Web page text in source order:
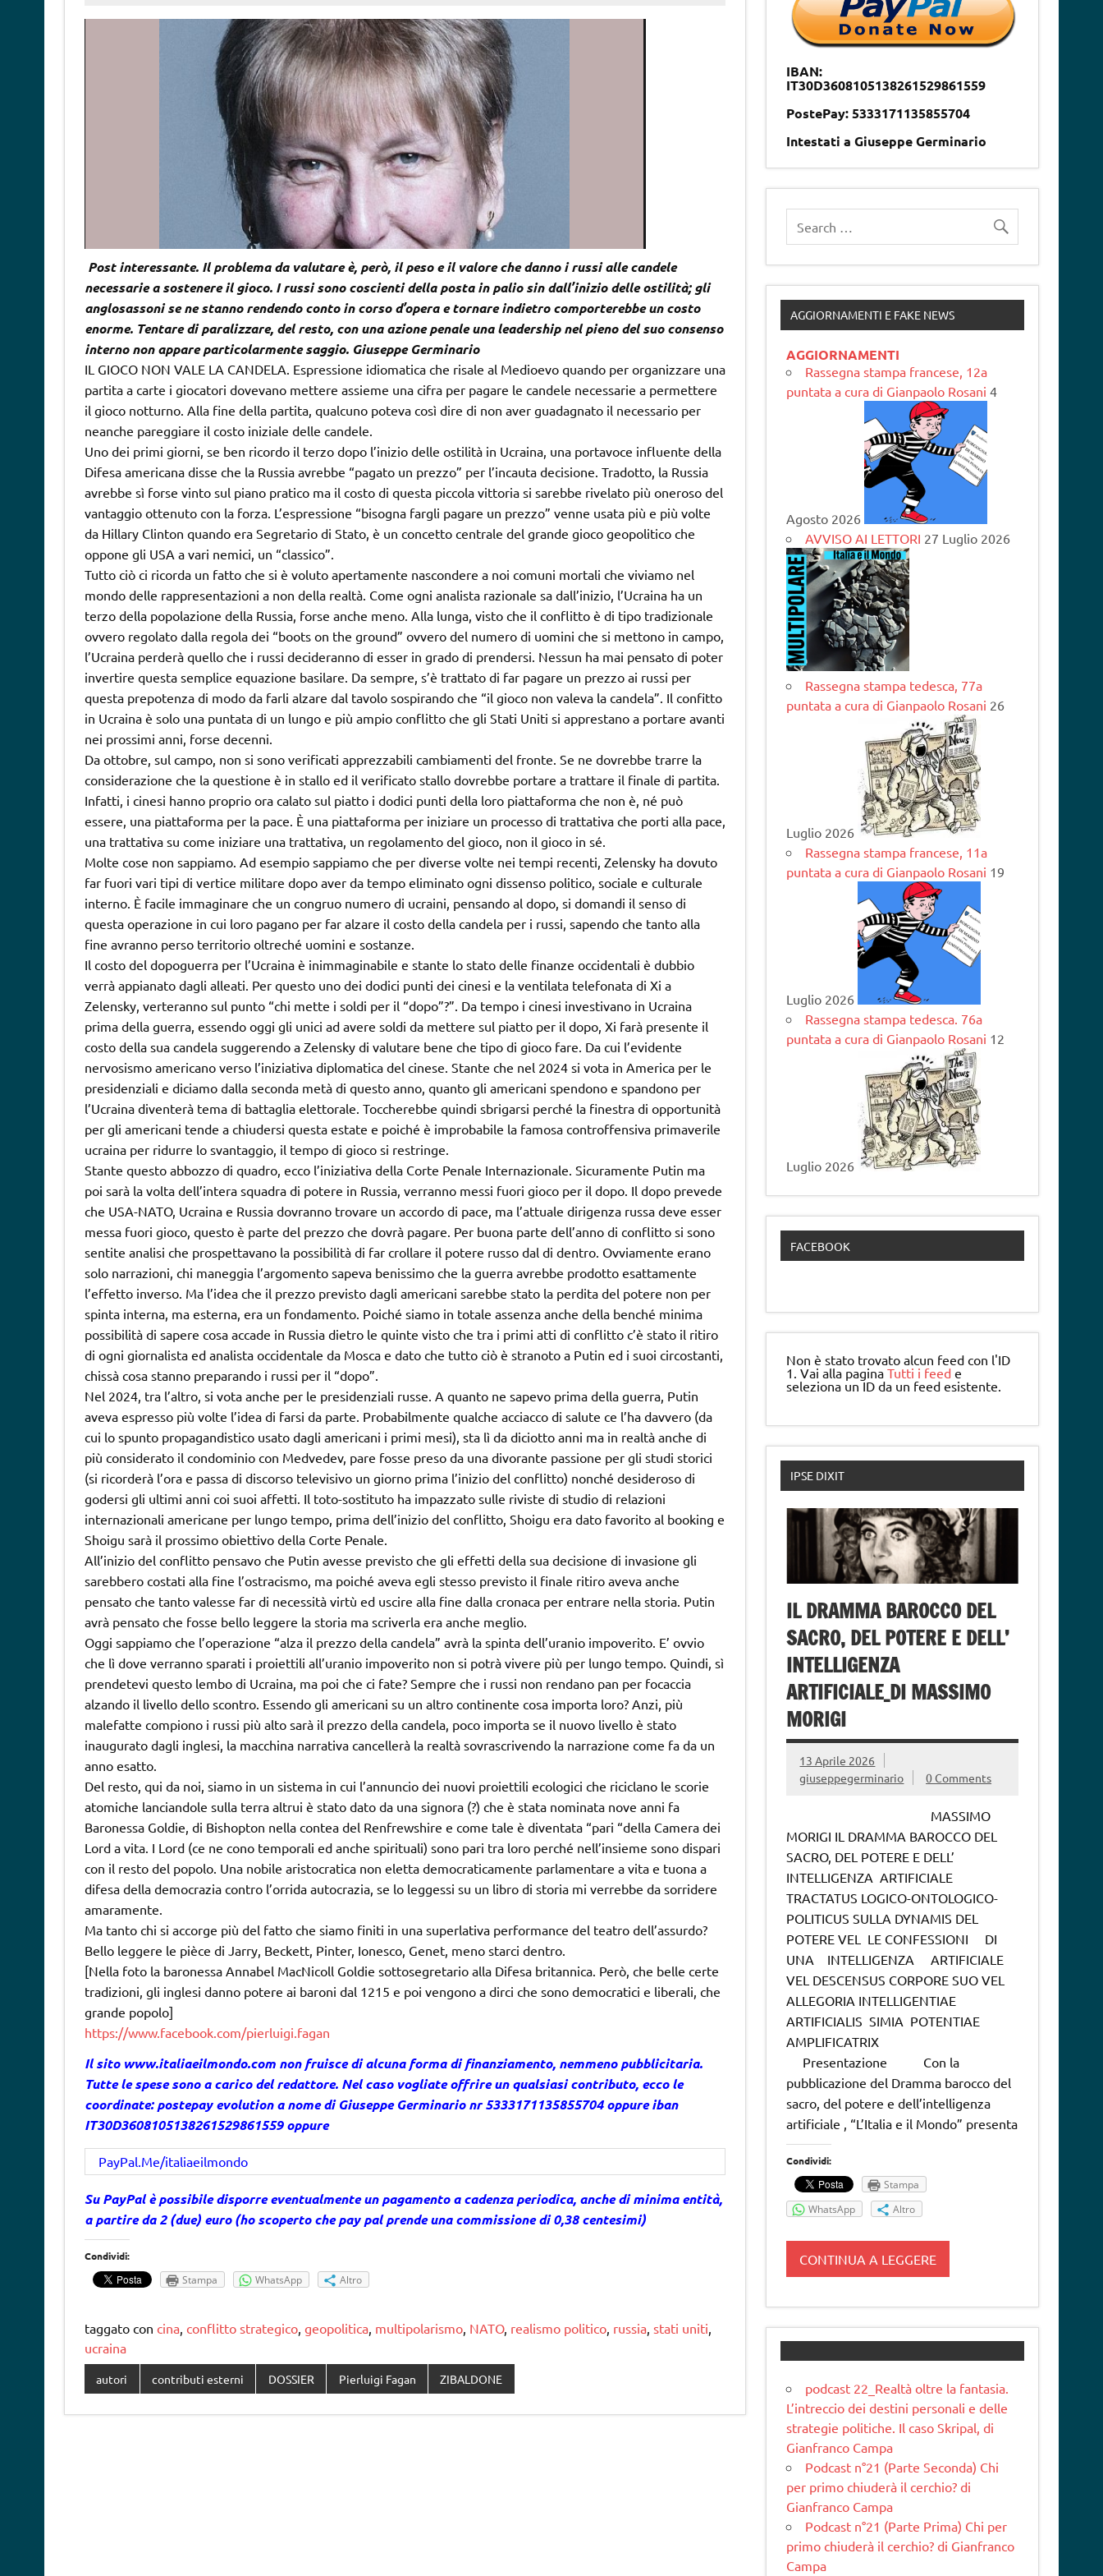
Post interessante. Il problema da valutare è, però, il peso e il valore che danno i russi alle candele
necessarie a sostenere il gioco. I russi sono coscienti della posta in palio sin dall’inizio delle ostilità; gli
anglosassoni se ne stanno rendendo conto in corso d’opera e tornare indietro comporterebbe un costo
enorme. Tentare di paralizzare, del resto, con una azione penale una leadership nel pieno del suo consenso
interno non appare particolarmente saggio. Giuseppe Germinario
IL GIOCO NON VALE LA CANDELA. Espressione idiomatica che risale al Medioevo quando per organizzare una
partita a carte i giocatori dovevano mettere assieme una cifra per pagare le candele necessarie a permettere
il gioco notturno. Alla fine della partita, qualcuno poteva così dire di non aver guadagnato il necessario per
neanche pareggiare il costo iniziale delle candele.
Uno dei primi giorni, se ben ricordo il terzo dopo l’inizio delle ostilità in Ucraina, una portavoce influente della
Difesa americana disse che la Russia avrebbe “pagato un prezzo” per l’incauta decisione. Tradotto, la Russia
avrebbe sì forse vinto sul piano pratico ma il costo di questa piccola vittoria si sarebbe rivelato più oneroso del
vantaggio ottenuto con la forza. L’espressione “bisogna fargli pagare un prezzo” venne usata più e più volte
da Hillary Clinton quando era Segretario di Stato, è un concetto centrale del grande gioco geopolitico che
oppone gli USA a vari nemici, un “classico”.
Tutto ciò ci ricorda un fatto che si è voluto apertamente nascondere a noi comuni mortali che viviamo nel
mondo delle rappresentazioni a non della realtà. Come ogni analista razionale sa dall’inizio, l’Ucraina ha un
terzo della popolazione della Russia, forse anche meno. Alla lunga, visto che il conflitto è di tipo tradizionale
ovvero regolato dalla regola dei “boots on the ground” ovvero del numero di uomini che si mettono in campo,
l’Ucraina perderà quello che i russi decideranno di esser in grado di prendersi. Nessun ha mai pensato di poter
invertire questa semplice equazione basilare. Da sempre, s’è trattato di far pagare un prezzo ai russi per
questa prepotenza di modo da farli alzare dal tavolo sospirando che “il gioco non valeva la candela”. Il confitto
in Ucraina è solo una puntata di un lungo e più ampio conflitto che gli Stati Uniti si apprestano a portare avanti
nei prossimi anni, forse decenni.
Da ottobre, sul campo, non si sono verificati apprezzabili cambiamenti del fronte. Se ne dovrebbe trarre la
considerazione che la questione è in stallo ed il verificato stallo dovrebbe portare a trattare il finale di partita.
Infatti, i cinesi hanno proprio ora calato sul piatto i dodici punti della loro piattaforma che non è, né può
essere, una piattaforma per la pace. È una piattaforma per iniziare un processo di trattativa che porti alla pace,
una trattativa su come iniziare una trattativa, un regolamento del gioco, non il gioco in sé.
Molte cose non sappiamo. Ad esempio sappiamo che per diverse volte nei tempi recenti, Zelensky ha dovuto
far fuori vari tipi di vertice militare dopo aver da tempo eliminato ogni dissenso politico, sociale e culturale
interno. È facile immaginare che un congruo numero di ucraini, pensando al dopo, si domandi il senso di
questa operazione in cui loro pagano per far alzare il costo della candela per i russi, sapendo che tanto alla
fine avranno perso territorio oltreché uomini e sostanze.
Il costo del dopoguerra per l’Ucraina è inimmaginabile e stante lo stato delle finanze occidentali è dubbio
verrà appianato dagli alleati. Per questo uno dei dodici punti dei cinesi e la ventilata telefonata di Xi a
Zelensky, verteranno sul punto “chi mette i soldi per il “dopo”?”. Da tempo i cinesi investivano in Ucraina
prima della guerra, essendo oggi gli unici ad avere soldi da mettere sul piatto per il dopo, Xi farà presente il
costo della sua candela suggerendo a Zelensky di valutare bene che tipo di gioco fare. Da cui l’evidente
nervosismo americano verso l’iniziativa diplomatica del cinese. Stante che nel 2024 si vota in America per le
presidenziali e diciamo dalla seconda metà di questo anno, quanto gli americani spendono e spandono per
l’Ucraina diventerà tema di battaglia elettorale. Toccherebbe quindi sbrigarsi perché la finestra di opportunità
per gli americani tende a chiudersi questa estate e poiché è improbabile la famosa controffensiva primaverile
ucraina per ridurre lo svantaggio, il tempo di gioco si restringe.
Stante questo abbozzo di quadro, ecco l’iniziativa della Corte Penale Internazionale. Sicuramente Putin ma
poi sarà la volta dell’intera squadra di potere in Russia, verranno messi fuori gioco per il dopo. Il dopo prevede
che USA-NATO, Ucraina e Russia dovranno trovare un accordo di pace, ma l’attuale dirigenza russa deve esser
messa fuori gioco, questo è parte del prezzo che dovrà pagare. Per buona parte dell’anno di conflitto si sono
sentite analisi che prospettavano la possibilità di far crollare il potere russo dal di dentro. Ovviamente erano
solo narrazioni, chi maneggia l’argomento sapeva benissimo che la guerra avrebbe prodotto esattamente
l’effetto inverso. Ma l’idea che il prezzo previsto dagli americani sarebbe stato la perdita del potere non per
spinta interna, ma esterna, era un fondamento. Poiché siamo in totale assenza anche della benché minima
possibilità di sapere cosa accade in Russia dietro le quinte visto che tra i primi atti di conflitto c’è stato il ritiro
di ogni giornalista ed analista occidentale da Mosca e dato che tutto ciò è stranoto a Putin ed i suoi circostanti,
chissà cosa stanno preparando i russi per il “dopo”.
Nel 2024, tra l’altro, si vota anche per le presidenziali russe. A quanto ne sapevo prima della guerra, Putin
aveva espresso più volte l’idea di farsi da parte. Probabilmente qualche acciacco di salute ce l’ha davvero (da
cui lo spunto propagandistico usato dagli americani i primi mesi), sta lì da diciotto anni ma in realtà anche di
più considerato il condominio con Medvedev, pare fosse preso da una divorante passione per gli studi storici
(si ricorderà l’ora e passa di discorso televisivo un giorno prima l’inizio del conflitto) nonché desideroso di
godersi gli ultimi anni coi suoi affetti. Il toto-sostituto ha impazzato sulle riviste di studio di relazioni
internazionali americane per lungo tempo, prima dell’inizio del conflitto, Shoigu era dato favorito al booking e
Shoigu sarà il prossimo obiettivo della Corte Penale.
All’inizio del conflitto pensavo che Putin avesse previsto che gli effetti della sua decisione di invasione gli
sarebbero costati alla fine l’ostracismo, ma poiché aveva egli stesso previsto il finale ritiro aveva anche
pensato che tanto valesse far di necessità virtù ed uscire alla fine dalla cronaca per entrare nella storia. Putin
avrà pensato che fosse bello leggere la storia ma scriverla era anche meglio.
Oggi sappiamo che l’operazione “alza il prezzo della candela” avrà la spinta dell’uranio impoverito. E’ ovvio
che lì dove verranno sparati i proiettili all’uranio impoverito non si potrà vivere più per lungo tempo. Quindi, sì
prendetevi questo lembo di Ucraina, ma poi che ci fate? Sempre che i russi non rendano pan per focaccia
alzando il livello dello scontro. Essendo gli americani su un altro continente cosa importa loro? Anzi, più
malefatte compiono i russi più alto sarà il prezzo della candela, poco importa se il nuovo livello è stato
inaugurato dagli inglesi, la macchina narrativa cancellerà la realtà sovrascrivendo la narrazione come fa da un
anno esatto.
Del resto, qui da noi, siamo in un sistema in cui l’annuncio dei nuovi proiettili ecologici che riciclano le scorie
atomiche lanciandole sulla terra altrui è stato dato da una signora (?) che è stata nominata nove anni fa
Baronessa Goldie, di Bishopton nella contea del Renfrewshire e come tale è diventata “pari “della Camera dei
Lord a vita. I Lord (ce ne cono temporali ed anche spirituali) sono pari tra loro perché nell’insieme sono dispari
con il resto del popolo. Una nobile aristocratica non eletta democraticamente parlamentare a vita e tuona a
difesa della democrazia contro l’orrida autocrazia, se lo leggessi su un libro di storia mi verrebbe da sorridere
amaramente.
Ma tanto chi si accorge più del fatto che siamo finiti in una superlativa performance del teatro dell’assurdo?
Bello leggere le pièce di Jarry, Beckett, Pinter, Ionesco, Genet, meno starci dentro.
[Nella foto la baronessa Annabel MacNicoll Goldie sottosegretario alla Difesa britannica. Però, che belle certe
tradizioni, gli inglesi danno potere ai baroni dal 1215 e poi vengono a dirci che sono democratici e liberali, che
grande popolo]
https://www.facebook.com/pierluigi.fagan
Il sito www.italiaeilmondo.comnon fruisce di alcuna forma di finanziamento, nemmeno pubblicitaria.
Tutte le spese sono a carico del redattore. Nel caso vogliate offrire un qualsiasi contributo, ecco le
coordinate: postepay evolution a nome di Giuseppe Germinario nr 5333171135855704 oppure iban
IT30D3608105138261529861559 oppure
PayPal.Me/italiaeilmondo
Su PayPal è possibile disporre eventualmente un pagamento a cadenza periodica, anche di minima entità,
a partire da 2 (due) euro (ho scoperto che pay pal prende una commissione di 0,38 centesimi)
Condividi:
Stampa WhatsApp Altro
taggato con cina, conflitto strategico, geopolitica, multipolarismo, NATO, realismo politico, russia, stati uniti,
ucraina
autori contributi esterni DOSSIER Pierluigi Fagan ZIBALDONE
IBAN:
IT30D3608105138261529861559
PostePay: 5333171135855704
Intestati a Giuseppe Germinario
AGGIORNAMENTI E FAKE NEWS
AGGIORNAMENTI
Rassegna stampa francese, 12a
puntata a cura di Gianpaolo Rosani 4
Agosto 2026
AVVISO AI LETTORI 27 Luglio 2026
Rassegna stampa tedesca, 77a
puntata a cura di Gianpaolo Rosani 26
Luglio 2026
Rassegna stampa francese, 11a
puntata a cura di Gianpaolo Rosani 19
Luglio 2026
Rassegna stampa tedesca. 76a
puntata a cura di Gianpaolo Rosani 12
Luglio 2026
FACEBOOK
Non è stato trovato alcun feed con l'ID
1. Vai alla paginaTutti i feed e
seleziona un ID da un feed esistente.
IPSE DIXIT
IL DRAMMA BAROCCO DEL
SACRO, DEL POTERE E DELL’
INTELLIGENZA
ARTIFICIALE_DI MASSIMO
MORIGI
13 Aprile 2026
giuseppegerminario
0 Comments
MASSIMO
MORIGI IL DRAMMA BAROCCO DEL
SACRO, DEL POTERE E DELL’
INTELLIGENZA ARTIFICIALE
TRACTATUS LOGICO-ONTOLOGICO-
POLITICUS SULLA DYNAMIS DEL
POTERE VEL LE CONFESSIONI DI
UNA INTELLIGENZA ARTIFICIALE
VEL DESCENSUS CORPORE SUO VEL
ALLEGORIA INTELLIGENTIAE
ARTIFICIALIS SIMIA POTENTIAE
AMPLIFICATRIX
Presentazione Con la
pubblicazione del Dramma barocco del
sacro, del potere e dell’intelligenza
artificiale , “L’Italia e il Mondo” presenta
Condividi:
Stampa
WhatsApp
Altro
CONTINUA A LEGGERE
podcast 22_Realtà oltre la fantasia.
L’intreccio dei destini personali e delle
strategie politiche. Il caso Skripal, di
Gianfranco Campa
Podcast n°21 (Parte Seconda) Chi
per primo chiuderà il cerchio? di
Gianfranco Campa
Podcast n°21 (Parte Prima) Chi per
primo chiuderà il cerchio? di Gianfranco
Campa